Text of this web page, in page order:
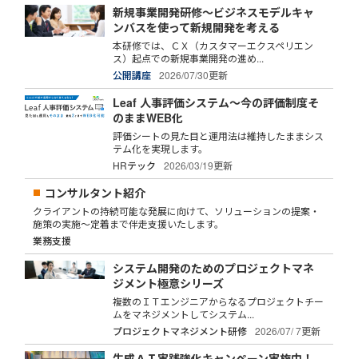
新規事業開発研修～ビジネスモデルキャ
ンバスを使って新規開発を考える
本研修では、ＣＸ（カスタマーエクスペリエン
ス）起点での新規事業開発の進め...
公開講座
2026/07/30更新
Leaf 人事評価システム～今の評価制度そ
のままWEB化
評価シートの見た目と運用法は維持したままシス
テム化を実現します。
HRテック
2026/03/19更新
コンサルタント紹介
クライアントの持続可能な発展に向けて、ソリューションの提案・
施策の実施～定着まで伴走支援いたします。
業務支援
システム開発のためのプロジェクトマネ
ジメント極意シリーズ
複数のＩＴエンジニアからなるプロジェクトチー
ムをマネジメントしてシステム...
プロジェクトマネジメント研修
2026/07/ 7更新